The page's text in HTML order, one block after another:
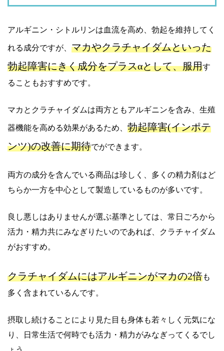
アルギニン・シトルリンは血流を高め、勃起を維持してく
れる成分ですが、 マカやクラチャイダムといった
勃起障害にきく成分をプラスαとして、服用す
ることもおすすめです。
マカとクラチャイダムは両方ともアルギニンを含み、生殖
器機能を高める効果があるため、 勃起障害(インポテ
ンツ)の改善に期待でができます。
両方の成分を含んでいる商品は珍しく、多くの精力剤はど
ちらか一方を中心として製造しているものが多いです。
良し悪しはありませんが選ぶ基準としては、常日ごろから
活力・精力共にみなぎりたいのであれば、クラチャイダム
がおすすめ。
クラチャイダムにはアルギニンがマカの2倍も
多く含まれているんです。
摂取し続けることにより見た目も身体も若々しく元気にな
り、日常生活で何時でも活力・精力がみなぎってくるでし